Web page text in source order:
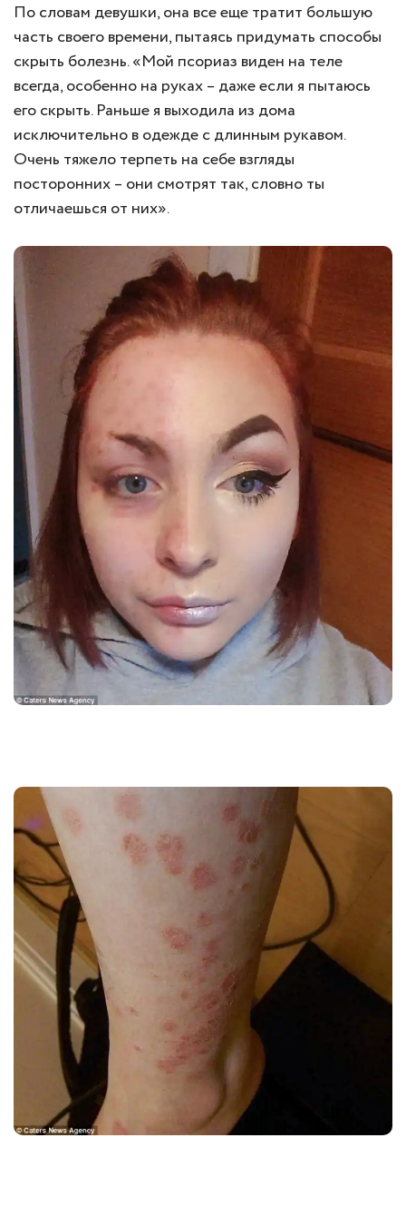
По словам девушки, она все еще тратит большую
часть своего времени, пытаясь придумать способы
скрыть болезнь. «Мой псориаз виден на теле
всегда, особенно на руках – даже если я пытаюсь
его скрыть. Раньше я выходила из дома
исключительно в одежде с длинным рукавом.
Очень тяжело терпеть на себе взгляды
посторонних – они смотрят так, словно ты
отличаешься от них».